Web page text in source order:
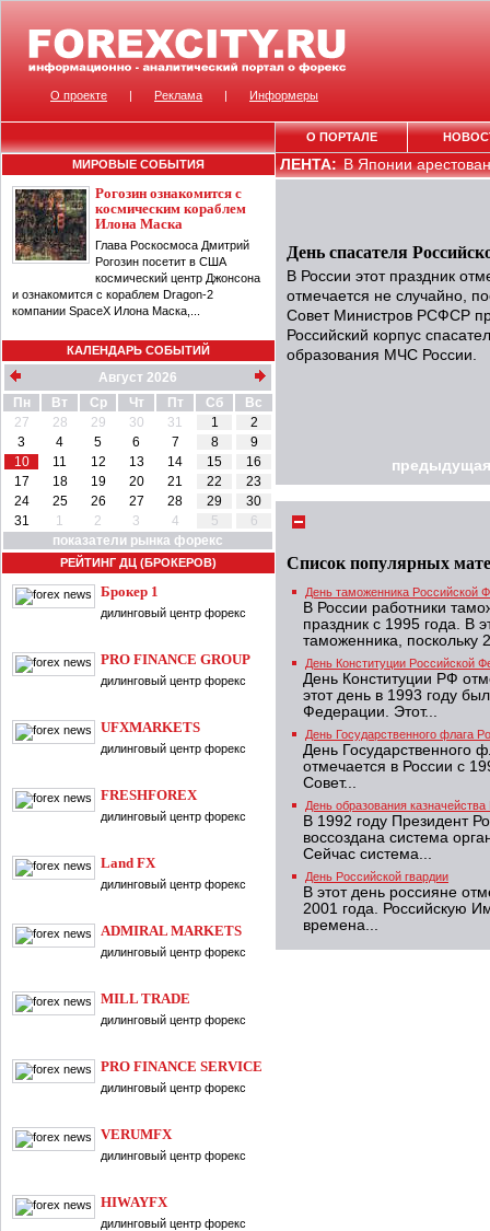
МИРОВЫЕ СОБЫТИЯ
Рогозин ознакомится с
космическим кораблем
Илона Маска
Глава Роскосмоса Дмитрий
Рогозин посетит в США
космический центр Джонсона
и ознакомится с кораблем Dragon-2
компании SpaceX Илона Маска,...
КАЛЕНДАРЬ СОБЫТИЙ
Август 2026
Пн
Вт Ср Чт Пт Сб
Вс
27
28 29 30 31 1
2
3
4 5 6 7 8
9
10
11 12 13 14 15
16
17
18 19 20 21 22
23
24
25 26 27 28 29
30
31
1 2 3 4 5
6
показатели рынка форекс
РЕЙТИНГ ДЦ (БРОКЕРОВ)
Брокер 1
дилинговый центр форекс
PRO FINANCE GROUP
дилинговый центр форекс
UFXMARKETS
дилинговый центр форекс
FRESHFOREX
дилинговый центр форекс
Land FX
дилинговый центр форекс
ADMIRAL MARKETS
дилинговый центр форекс
MILL TRADE
дилинговый центр форекс
PRO FINANCE SERVICE
дилинговый центр форекс
VERUMFX
дилинговый центр форекс
HIWAYFX
дилинговый центр форекс
ЛЕНТА:В Японии
День спасателя
В России этот праздник
отмечается не случайно,
Совет Министров РСФСР
Российский корпус
образования МЧС России.
предыдущая
Список популярных
День таможенника Российской
В России работники
праздник с 1995 года. В
таможенника, поскольку
День Конституции Российской
День Конституции РФ
этот день в 1993 году
Федерации. Этот...
День Государственного флага
День Государственного
отмечается в России с
Совет...
День образования
В 1992 году Президент
воссоздана система
Сейчас система...
День Российской гвардии
В этот день россияне
2001 года. Российскую
времена...
О проекте | Реклама | Информеры
О ПОРТАЛЕ